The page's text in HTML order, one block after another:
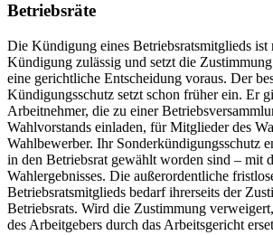
Betriebsräte
Die Kündigung eines Betriebsratsmitglieds ist
Kündigung zulässig und setzt die
eine gerichtliche Entscheidung voraus. Der
Kündigungsschutz setzt schon früher ein. Er
Arbeitnehmer, die zu einer
Wahlvorstands einladen, für Mitglieder des
Wahlbewerber. Ihr Sonderkündigungsschutz
in den Betriebsrat gewählt worden sind – mit
Wahlergebnisses. Die außerordentliche
Betriebsratsmitglieds bedarf ihrerseits der
Betriebsrats. Wird die Zustimmung
des Arbeitgebers durch das Arbeitsgericht